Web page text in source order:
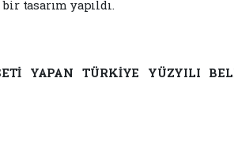
tasarım yapıldı.
YAPAN TÜRKİYE YÜZYILI